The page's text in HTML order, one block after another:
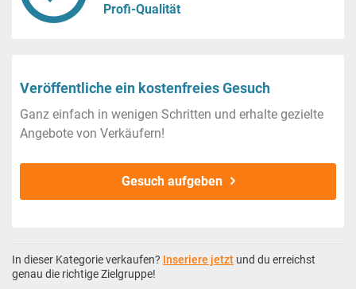
Profi-Qualität
Veröffentliche ein kostenfreies Gesuch
Ganz einfach in wenigen Schritten und erhalte gezielte
Angebote von Verkäufern!
Gesuch aufgeben
In dieser Kategorie verkaufen? Inseriere jetzt und du erreichst
genau die richtige Zielgruppe!